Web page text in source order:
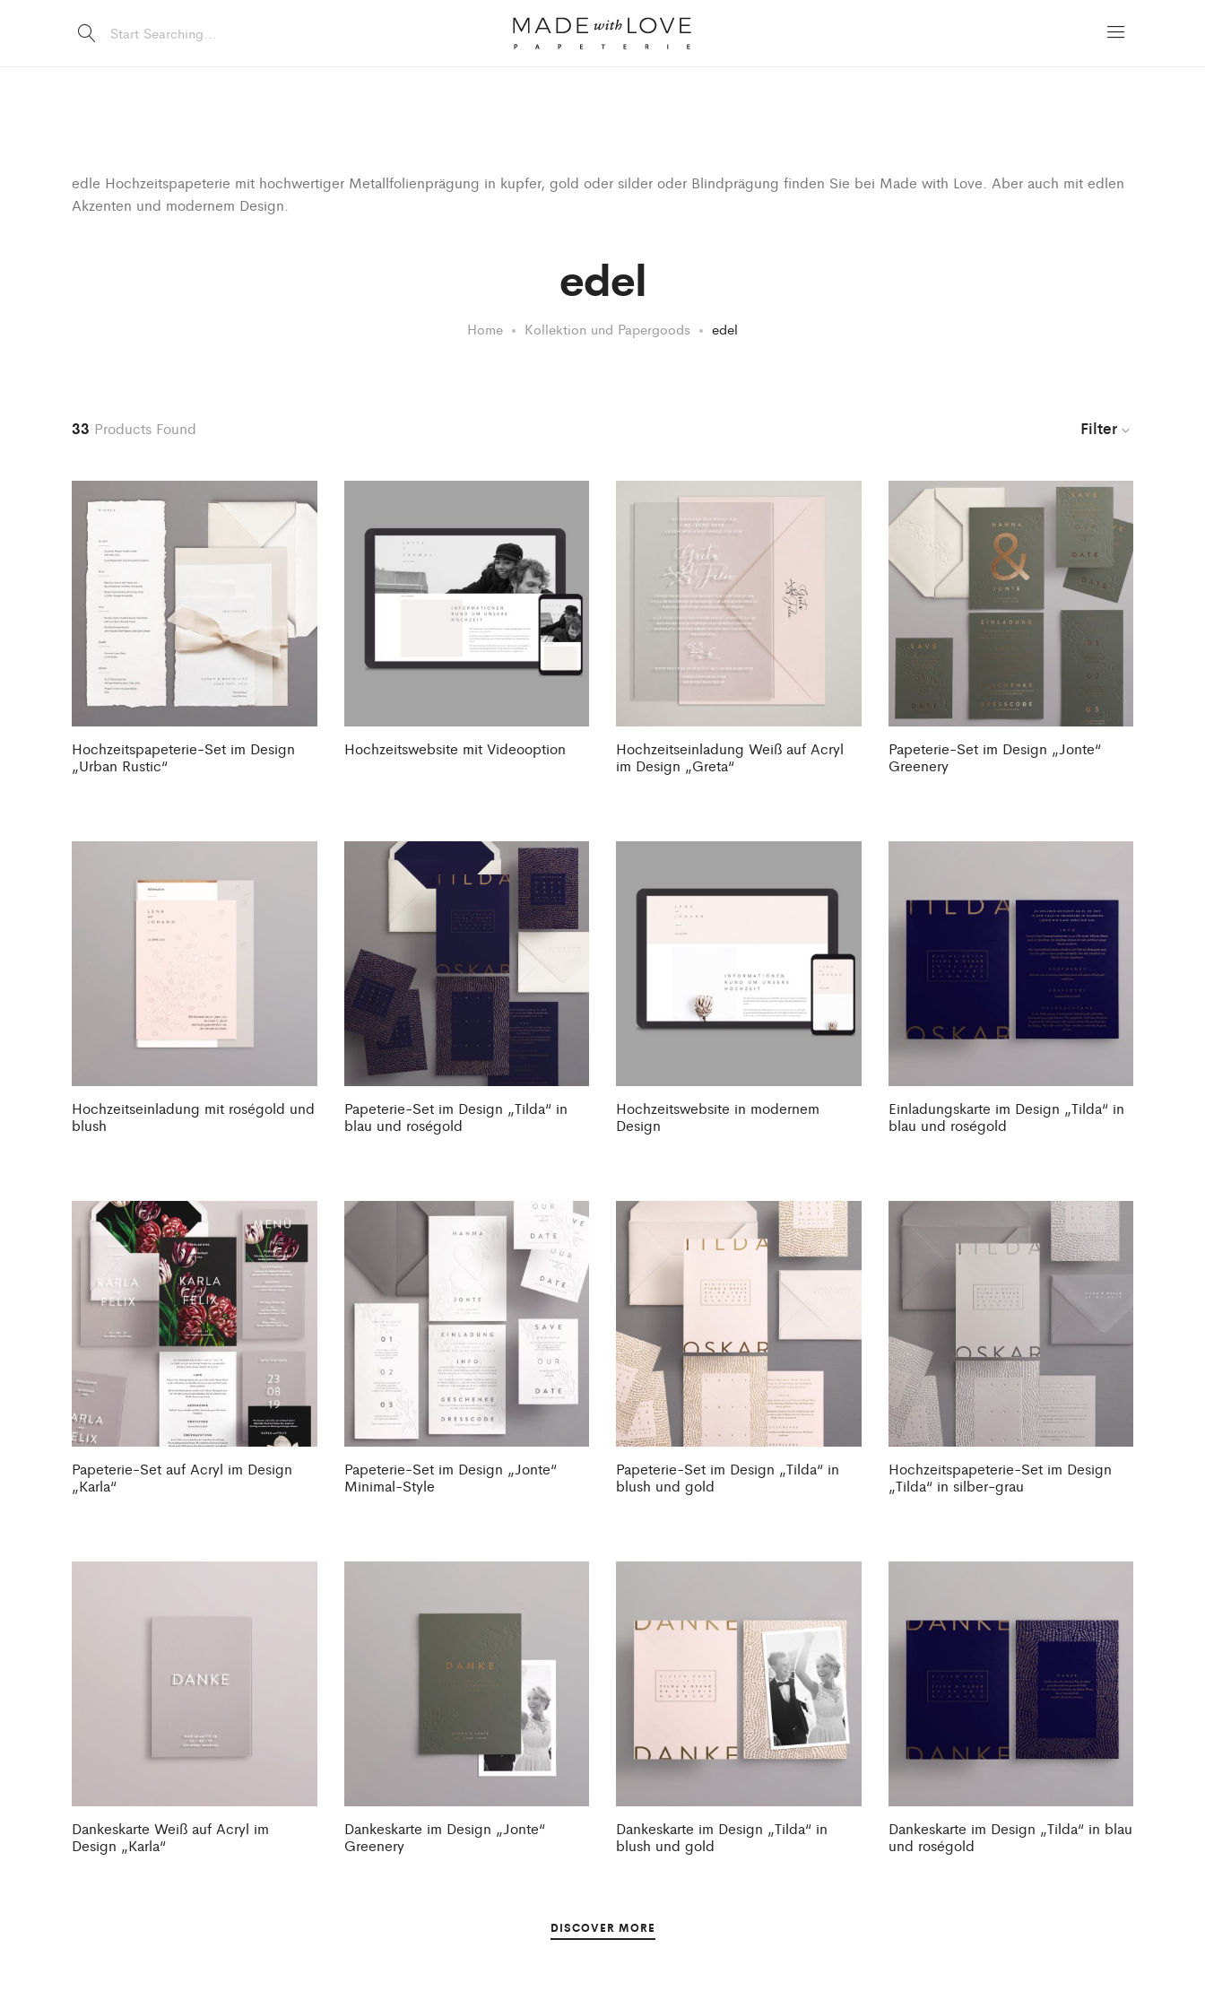
edle Hochzeitspapeterie mit hochwertiger Metallfolienprägung in kupfer, gold oder silder oder Blindprägung finden Sie bei Made with Love. Aber auch mit edlen
Akzenten und modernem Design.
edel
Home Kollektion und Papergoods edel
33 Products Found Filter
Hochzeitspapeterie-Set im Design
„Urban Rustic“
Hochzeitswebsite mit Videooption
Hochzeitseinladung Weiß auf Acryl
im Design „Greta“
Papeterie-Set im Design „Jonte“
Greenery
Hochzeitseinladung mit roségold und
blush
Papeterie-Set im Design „Tilda“ in
blau und roségold
Hochzeitswebsite in modernem
Design
Einladungskarte im Design „Tilda“ in
blau und roségold
Papeterie-Set auf Acryl im Design
„Karla“
Papeterie-Set im Design „Jonte“
Minimal-Style
Papeterie-Set im Design „Tilda“ in
blush und gold
Hochzeitspapeterie-Set im Design
„Tilda“ in silber-grau
Dankeskarte Weiß auf Acryl im
Design „Karla“
Dankeskarte im Design „Jonte“
Greenery
Dankeskarte im Design „Tilda“ in
blush und gold
Dankeskarte im Design „Tilda“ in blau
und roségold
DISCOVER MORE